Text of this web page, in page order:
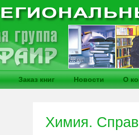
Заказ книг Новости О
Химия.